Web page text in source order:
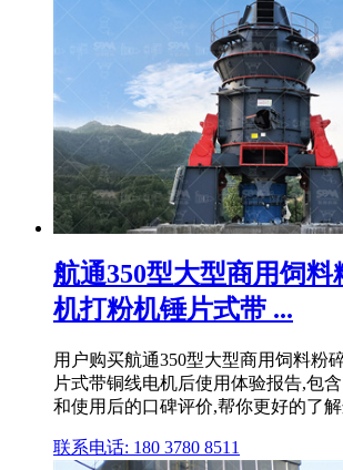
航通350型大型商用饲料
机打粉机锤片式带 ...
用户购买航通350型大型商用饲料粉
片式带铜线电机后使用体验报告,包
和使用后的口碑评价,帮你更好的了
联系电话: 180 3780 8511